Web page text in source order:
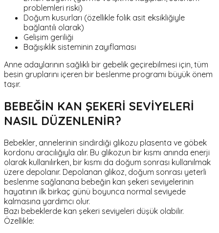
problemleri riski)
Doğum kusurları (özellikle folik asit eksikliğiyle
bağlantılı olarak)
Gelişim geriliği
Bağışıklık sisteminin zayıflaması
Anne adaylarının sağlıklı bir gebelik geçirebilmesi için, tüm
besin gruplarını içeren bir beslenme programı büyük önem
taşır.
BEBEĞİN KAN ŞEKERİ SEVİYELERİ
NASIL DÜZENLENİR?
Bebekler, annelerinin sindirdiği glikozu plasenta ve göbek
kordonu aracılığıyla alır. Bu glikozun bir kısmı anında enerji
olarak kullanılırken, bir kısmı da doğum sonrası kullanılmak
üzere depolanır. Depolanan glikoz, doğum sonrası yeterli
beslenme sağlanana bebeğin kan şekeri seviyelerinin
hayatının ilk birkaç günü boyunca normal seviyede
kalmasına yardımcı olur.
Bazı bebeklerde kan şekeri seviyeleri düşük olabilir.
Özellikle: